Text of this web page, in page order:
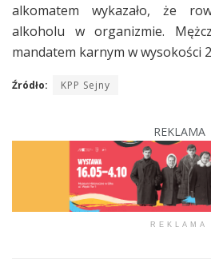
alkomatem wykazało, że
alkoholu w organizmie.
mandatem karnym w wysokości
Źródło: KPP Sejny
REKLAMA
REKLAMA